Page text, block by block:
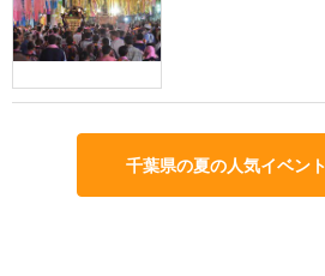
千葉県の夏の人気イベン